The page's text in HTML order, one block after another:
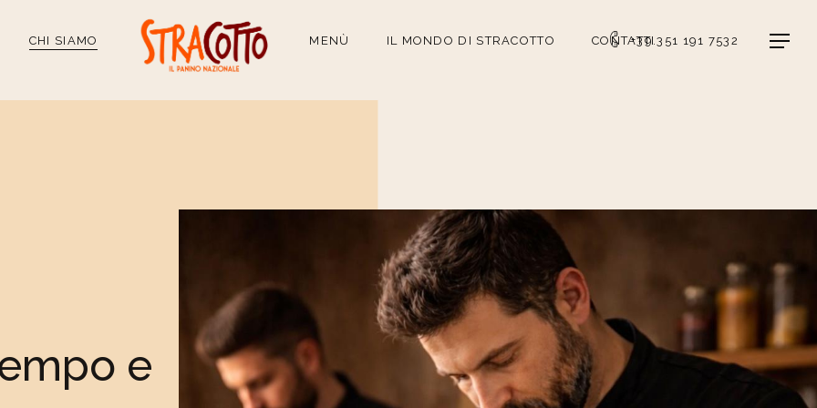
CHI SIAMO MENÙ IL MONDO DI STRACOTTO CONTATTI+39.351 191 7532 Menu
e